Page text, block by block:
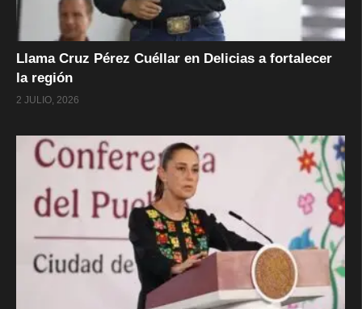
Llama Cruz Pérez Cuéllar en Delicias a fortalecer
la región
2 JULIO, 2026